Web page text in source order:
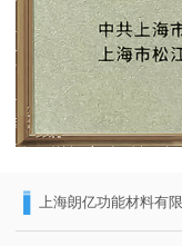
上海朗亿功能材料有